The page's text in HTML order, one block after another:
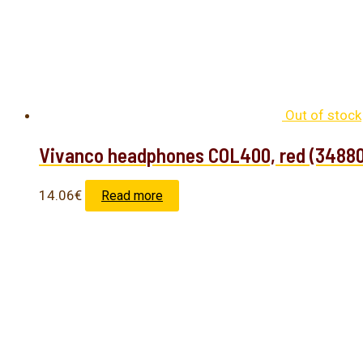
Out of stock
Vivanco headphones COL400, red
14.06€ Read more